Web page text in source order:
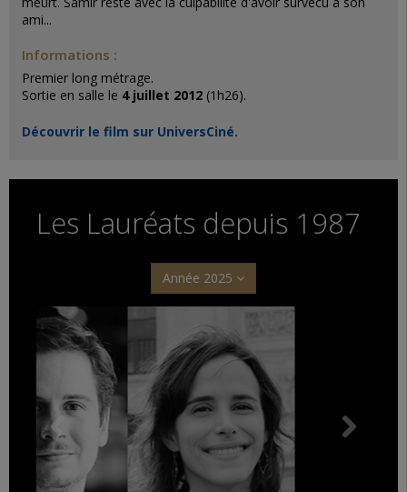
ami...
Informations :
Premier long métrage.
Sortie en salle le 4 juillet 2012 (1h26).
Découvrir le film sur UniversCiné.
Les Lauréats depuis 1987
Année 2025